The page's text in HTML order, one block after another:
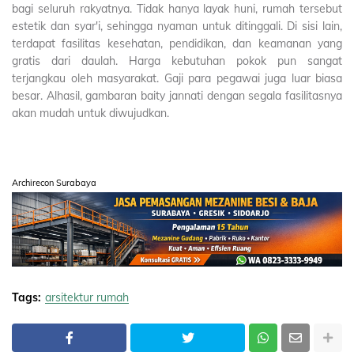
bagi seluruh rakyatnya. Tidak hanya layak huni, rumah tersebut
estetik dan syar'i, sehingga nyaman untuk ditinggali. Di sisi lain,
terdapat fasilitas kesehatan, pendidikan, dan keamanan yang
gratis dari daulah. Harga kebutuhan pokok pun sangat
terjangkau oleh masyarakat. Gaji para pegawai juga luar biasa
besar. Alhasil, gambaran baity jannati dengan segala fasilitasnya
akan mudah untuk diwujudkan.
Archirecon Surabaya
Tags: arsitektur rumah